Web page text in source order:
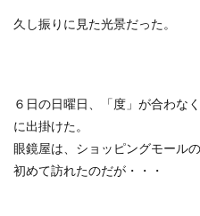
久し振りに見た光景だった。
６日の日曜日、「度」が合わな
に出掛けた。
眼鏡屋は、ショッピングモールの
初めて訪れたのだが・・・